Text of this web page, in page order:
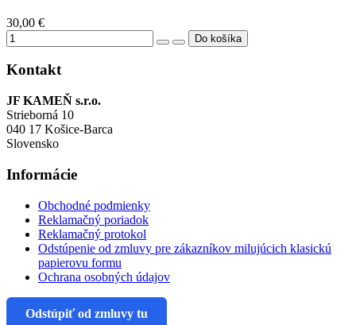
30,00 €
Kontakt
JF KAMEŇ s.r.o.
Strieborná 10
040 17 Košice-Barca
Slovensko
Informácie
Obchodné podmienky
Reklamačný poriadok
Reklamačný protokol
Odstúpenie od zmluvy pre zákazníkov milujúcich klasickú
papierovu formu
Ochrana osobných údajov
Odstúpiť od zmluvy tu